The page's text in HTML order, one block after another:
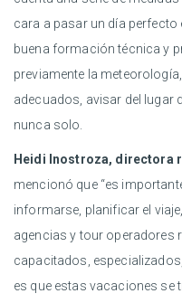
cara a pasar un día
buena formación técnica y
previamente la
adecuados, avisar del lugar
nunca solo.
Heidi Inostroza, directora
mencionó que “es
informarse, planificar el
agencias y tour operadores
capacitados,
es que estas vacaciones se